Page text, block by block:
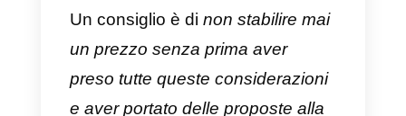
prodotto personalizzato, quindi
spesso è difficile stabilire uno
standard.